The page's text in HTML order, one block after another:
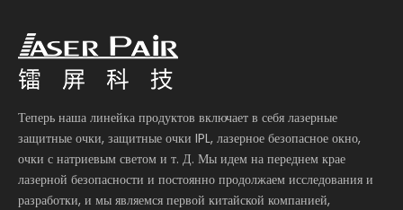
Теперь наша линейка продуктов включает в себя лазерные
защитные очки, защитные очки IPL, лазерное безопасное окно,
очки с натриевым светом и т. Д. Мы идем на переднем крае
лазерной безопасности и постоянно продолжаем исследования и
разработки, и мы являемся первой китайской компанией,